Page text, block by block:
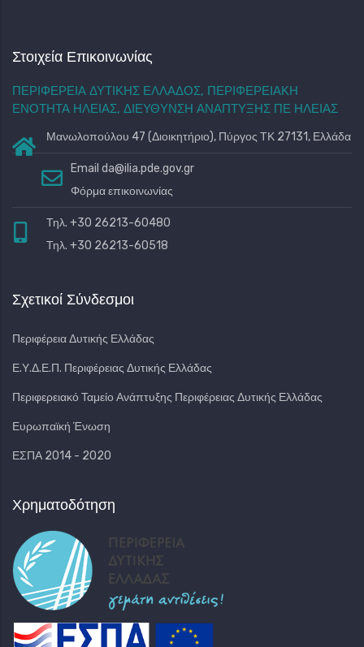
Στοιχεία Επικοινωνίας
ΠΕΡΙΦΕΡΕΙΑ ΔΥΤΙΚΗΣ ΕΛΛΑΔΟΣ, ΠΕΡΙΦΕΡΕΙΑΚΗ
ΕΝΟΤΗΤΑ ΗΛΕΙΑΣ, ΔΙΕΥΘΥΝΣΗ ΑΝΑΠΤΥΞΗΣ ΠΕ ΗΛΕΙΑΣ
Μανωλοπούλου 47 (Διοικητήριο), Πύργος ΤΚ 27131, Ελλάδα
Email da@ilia.pde.gov.gr
Φόρμα επικοινωνίας
Τηλ. +30 26213-60480
Τηλ. +30 26213-60518
Σχετικοί Σύνδεσμοι
Περιφέρεια Δυτικής Ελλάδας
Ε.Υ.Δ.Ε.Π. Περιφέρειας Δυτικής Ελλάδας
Περιφερειακό Ταμείο Ανάπτυξης Περιφέρειας Δυτικής Ελλάδας
Ευρωπαϊκή Ένωση
ΕΣΠΑ 2014 - 2020
Χρηματοδότηση